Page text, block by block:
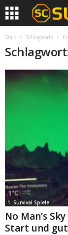
Start Schlagworte
1. Survival Spiele
No Man’s
Start und